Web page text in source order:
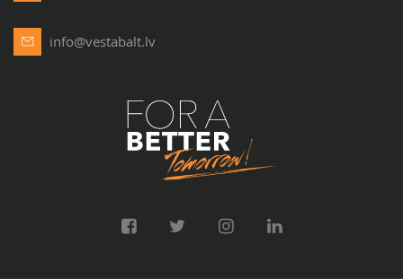
info@vestabalt.lv